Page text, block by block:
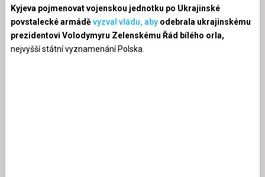
Kyjeva pojmenovat vojenskou jednotku po Ukrajinské
povstalecké armáděvyzval vládu, abyodebrala ukrajinskému
prezidentovi Volodymyru Zelenskému Řád bílého orla,
nejvyšší státní vyznamenání Polska.